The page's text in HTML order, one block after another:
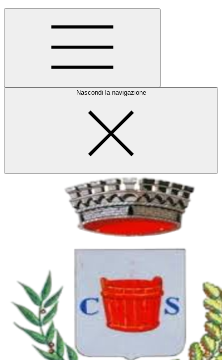
Nascondi la navigazione